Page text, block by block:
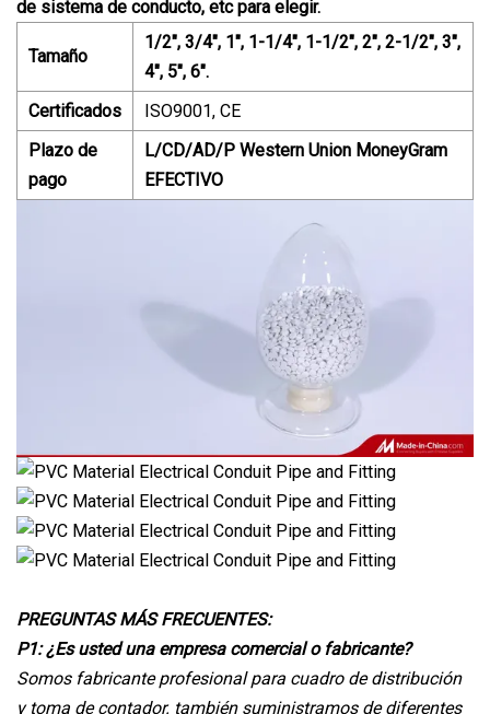
de sistema de conducto, etc para elegir.
Tamaño
1/2", 3/4", 1", 1-1/4", 1-1/2", 2", 2-1/2", 3",
4", 5", 6".
Certificados
ISO9001, CE
Plazo de
pago
L/CD/AD/P Western Union MoneyGram
EFECTIVO
PREGUNTAS MÁS FRECUENTES:
P1: ¿Es usted una empresa comercial o fabricante?
Somos fabricante profesionalpara cuadro de distribución
y toma de contador. también suministramos de diferentes